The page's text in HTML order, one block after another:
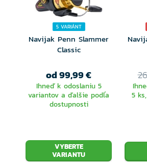
5 VARIÁNT
Navijak Penn Slammer
Classic
od 99,99 €
Ihneď k odoslaniu 5
variantov a ďalšie podľa
dostupnosti
VYBERTE
VARIANTU
5